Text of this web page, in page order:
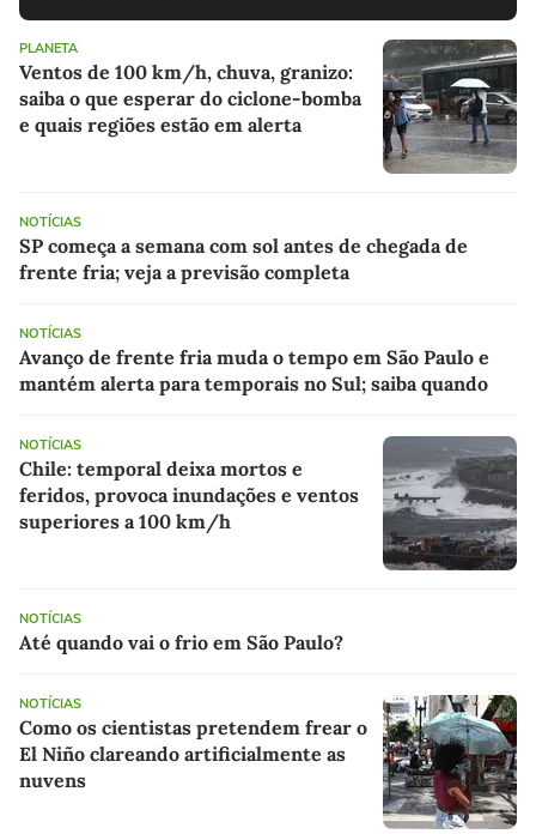
PLANETA
Ventos de 100 km/h, chuva, granizo:
saiba o que esperar do ciclone-bomba
e quais regiões estão em alerta
NOTÍCIAS
SP começa a semana com sol antes de chegada de
frente fria; veja a previsão completa
NOTÍCIAS
Avanço de frente fria muda o tempo em São Paulo e
mantém alerta para temporais no Sul; saiba quando
NOTÍCIAS
Chile: temporal deixa mortos e
feridos, provoca inundações e ventos
superiores a 100 km/h
NOTÍCIAS
Até quando vai o frio em São Paulo?
NOTÍCIAS
Como os cientistas pretendem frear o
El Niño clareando artificialmente as
nuvens